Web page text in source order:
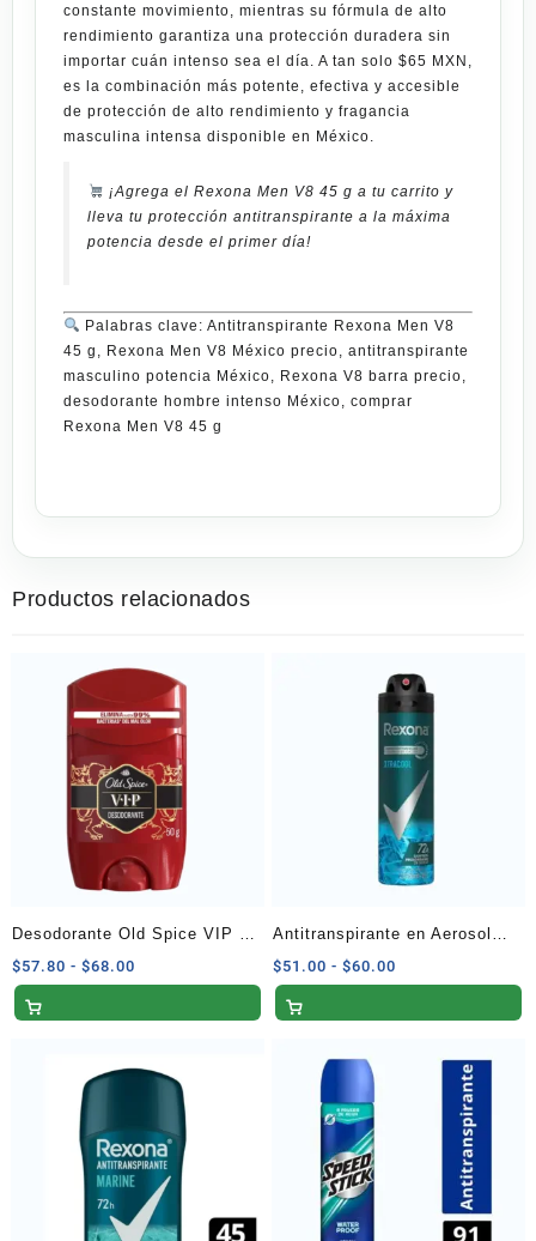
constante movimiento, mientras su fórmula de alto
rendimiento garantiza una protección duradera sin
importar cuán intenso sea el día. A tan solo $65 MXN
es la combinación más potente, efectiva y accesible
de protección de alto rendimiento y fragancia
masculina intensa disponible en México.
¡Agrega el Rexona Men V8 45 g a tu carrito y
lleva tu protección antitranspirante a la máxima
potencia desde el primer día!
Palabras clave: Antitranspirante Rexona Men V8
45 g, Rexona Men V8 México precio, antitranspirante
masculino potencia México, Rexona V8 barra precio,
desodorante hombre intenso México, comprar
Rexona Men V8 45 g
Productos relacionados
Desodorante Old Spice VIP en
Barra 50 g
$57.80 - $68.00
de
$57.80
hasta
$68.00
Antitranspirante en Aerosol
Rexona Men Xtracool 90 G
$51.00 - $60.00
de
$51.00